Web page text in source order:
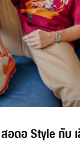
อดอ Style กับ